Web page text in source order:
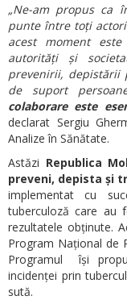
„Ne-am propus ca
punte între toți
acest moment
autorități și
prevenirii, depistării
de suport
colaborare este
declarat Sergiu
Analize în Sănătate.
Astăzi Republica
preveni, depista și
implementat cu
tuberculoză care au
rezultatele obținute.
Program Național de
Programul își
incidenței prin
sută.